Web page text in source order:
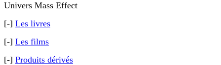
Univers Mass Effect
[-] Les livres
[-] Les films
[-] Produits dérivés